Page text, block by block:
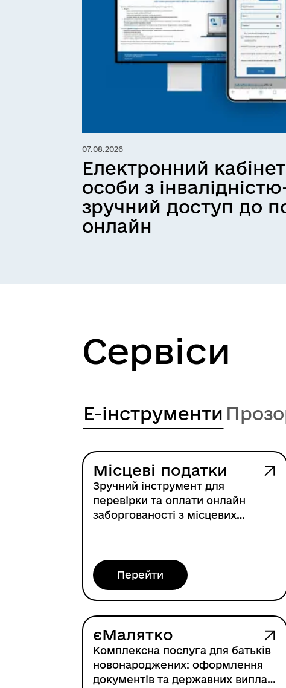
07.08.2026
Електронний кабінет
особи з
зручний доступ до
онлайн
Сервіси
Е-інструменти
Місцеві податки
Зручний інструмент для
перевірки та оплати онлайн
заборгованості з місцевих
Перейти
єМалятко
Комплексна послуга для батьків
новонароджених: оформлення
документів та державних виплат